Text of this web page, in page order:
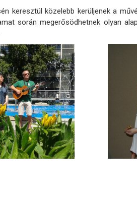
keresztül közelebb kerüljenek a
során megerősödhetnek olyan